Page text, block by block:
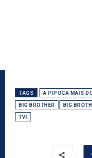
TAGS A PIPOCA MAIS
BIG BROTHER BIG
TVI